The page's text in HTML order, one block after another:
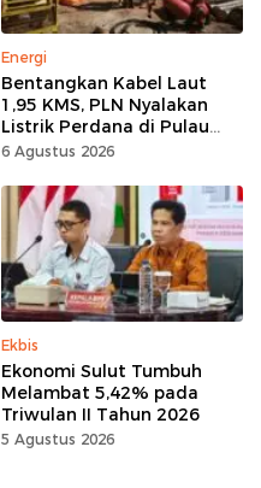
Energi
Bentangkan Kabel Laut
1,95 KMS, PLN Nyalakan
Listrik Perdana di Pulau
Dudepo, Desa Berlistrik di
6 Agustus 2026
Ekbis
Ekonomi Sulut Tumbuh
Melambat 5,42% pada
Triwulan II Tahun 2026
5 Agustus 2026